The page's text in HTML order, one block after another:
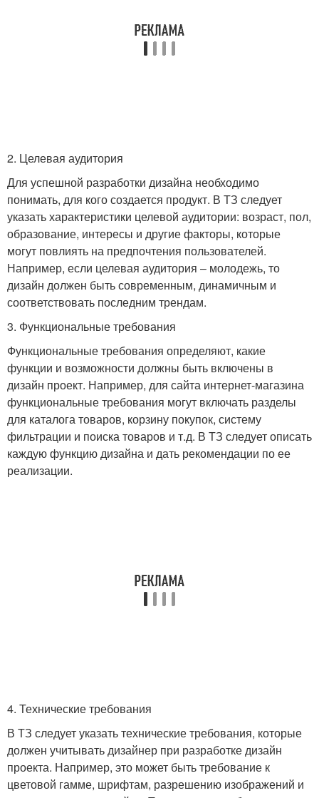
2. Целевая аудитория
Для успешной разработки дизайна необходимо
понимать, для кого создается продукт. В ТЗ следует
указать характеристики целевой аудитории: возраст, пол,
образование, интересы и другие факторы, которые
могут повлиять на предпочтения пользователей.
Например, если целевая аудитория – молодежь, то
дизайн должен быть современным, динамичным и
соответствовать последним трендам.
3. Функциональные требования
Функциональные требования определяют, какие
функции и возможности должны быть включены в
дизайн проект. Например, для сайта интернет-магазина
функциональные требования могут включать разделы
для каталога товаров, корзину покупок, систему
фильтрации и поиска товаров и т.д. В ТЗ следует описать
каждую функцию дизайна и дать рекомендации по ее
реализации.
4. Технические требования
В ТЗ следует указать технические требования, которые
должен учитывать дизайнер при разработке дизайн
проекта. Например, это может быть требование к
цветовой гамме, шрифтам, разрешению изображений и